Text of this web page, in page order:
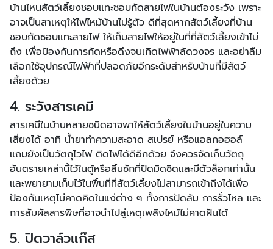
บ้านไหนสัตว์เลี้ยงชอบแทะชอบกัดสายไฟในบ้านต้องระวัง เพราะ
อาจเป็นสาเหตุให้ไฟไหม้บ้านไม่รู้ตัว ดีที่สุดหากสัตว์เลี้ยงที่บ้าน
ชอบกัดชอบแทะสายไฟ ให้เก็บสายไฟให้อยู่ในที่ที่สัตว์เลี้ยงเข้าไม่
ถึง เพื่อป้องกันการกัดหรือดึงจนเกิดไฟฟ้าลัดวงจร และอย่าลืม
เลือกใช้อุปกรณ์ไฟฟ้าที่ปลอดภัยอีกระดับสำหรับบ้านที่มีสัตว์
เลี้ยงด้วย
4. ระวังสารเคมี
สารเคมีในบ้านหลายชนิดอาจพาให้สัตว์เลี้ยงในบ้านอยู่ในความ
เสี่ยงได้ อาทิ น้ำยาทำความสะอาด สเปรย์ หรือแอลกอฮอล์
แถมยังเป็นวัตถุไวไฟ ติดไฟได้ดีอีกด้วย จึงควรจัดเก็บวัตถุ
อันตรายเหล่านี้ไว้ในตู้หรือลิ้นชักที่ปิดมิดชิดและมีตัวล็อกเท่านั้น
และพยายามเก็บไว้ในพื้นที่ที่สัตว์เลี้ยงไม่สามารถเข้าถึงได้เพื่อ
ป้องกันเหตุไม่คาดคิดในแง่ต่าง ๆ ทั้งการปัดล้ม การรั่วไหล และ
การสัมผัสสารพิษที่อาจนำไปสู่เหตุเพลิงไหม้ไม่คาดฝันได้
5. ปิดวาล์วแก๊ส